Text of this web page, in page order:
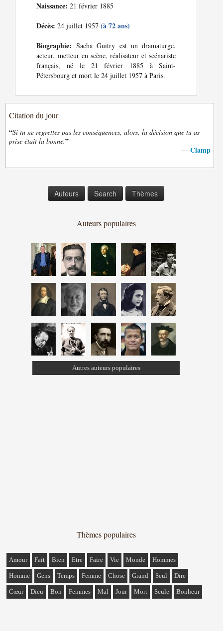
Naissance: 21 février 1885
Décès: 24 juillet 1957(à 72 ans)
Biographie: Sacha Guitry est un dramaturge,
acteur, metteur en scène, réalisateur et scénariste
français, né le 21 février 1885 à Saint-
Pétersbourg et mort le 24 juillet 1957 à Paris.
Citation du jour
“Si tu ne regrettes pas les conséquences, alors, la décision que tu as
prise était la bonne.”
— Clamp
Auteurs Search Thèmes
Auteurs populaires
Autres auteurs populaires
Thèmes populaires
Amour Fait Bien Etre Faire Vie Monde Hommes
Homme Gens Temps Femme Chose Grand Seul Dire
Cœur Dieu Bon Femmes Mal Jour Mort Seule Bonheur